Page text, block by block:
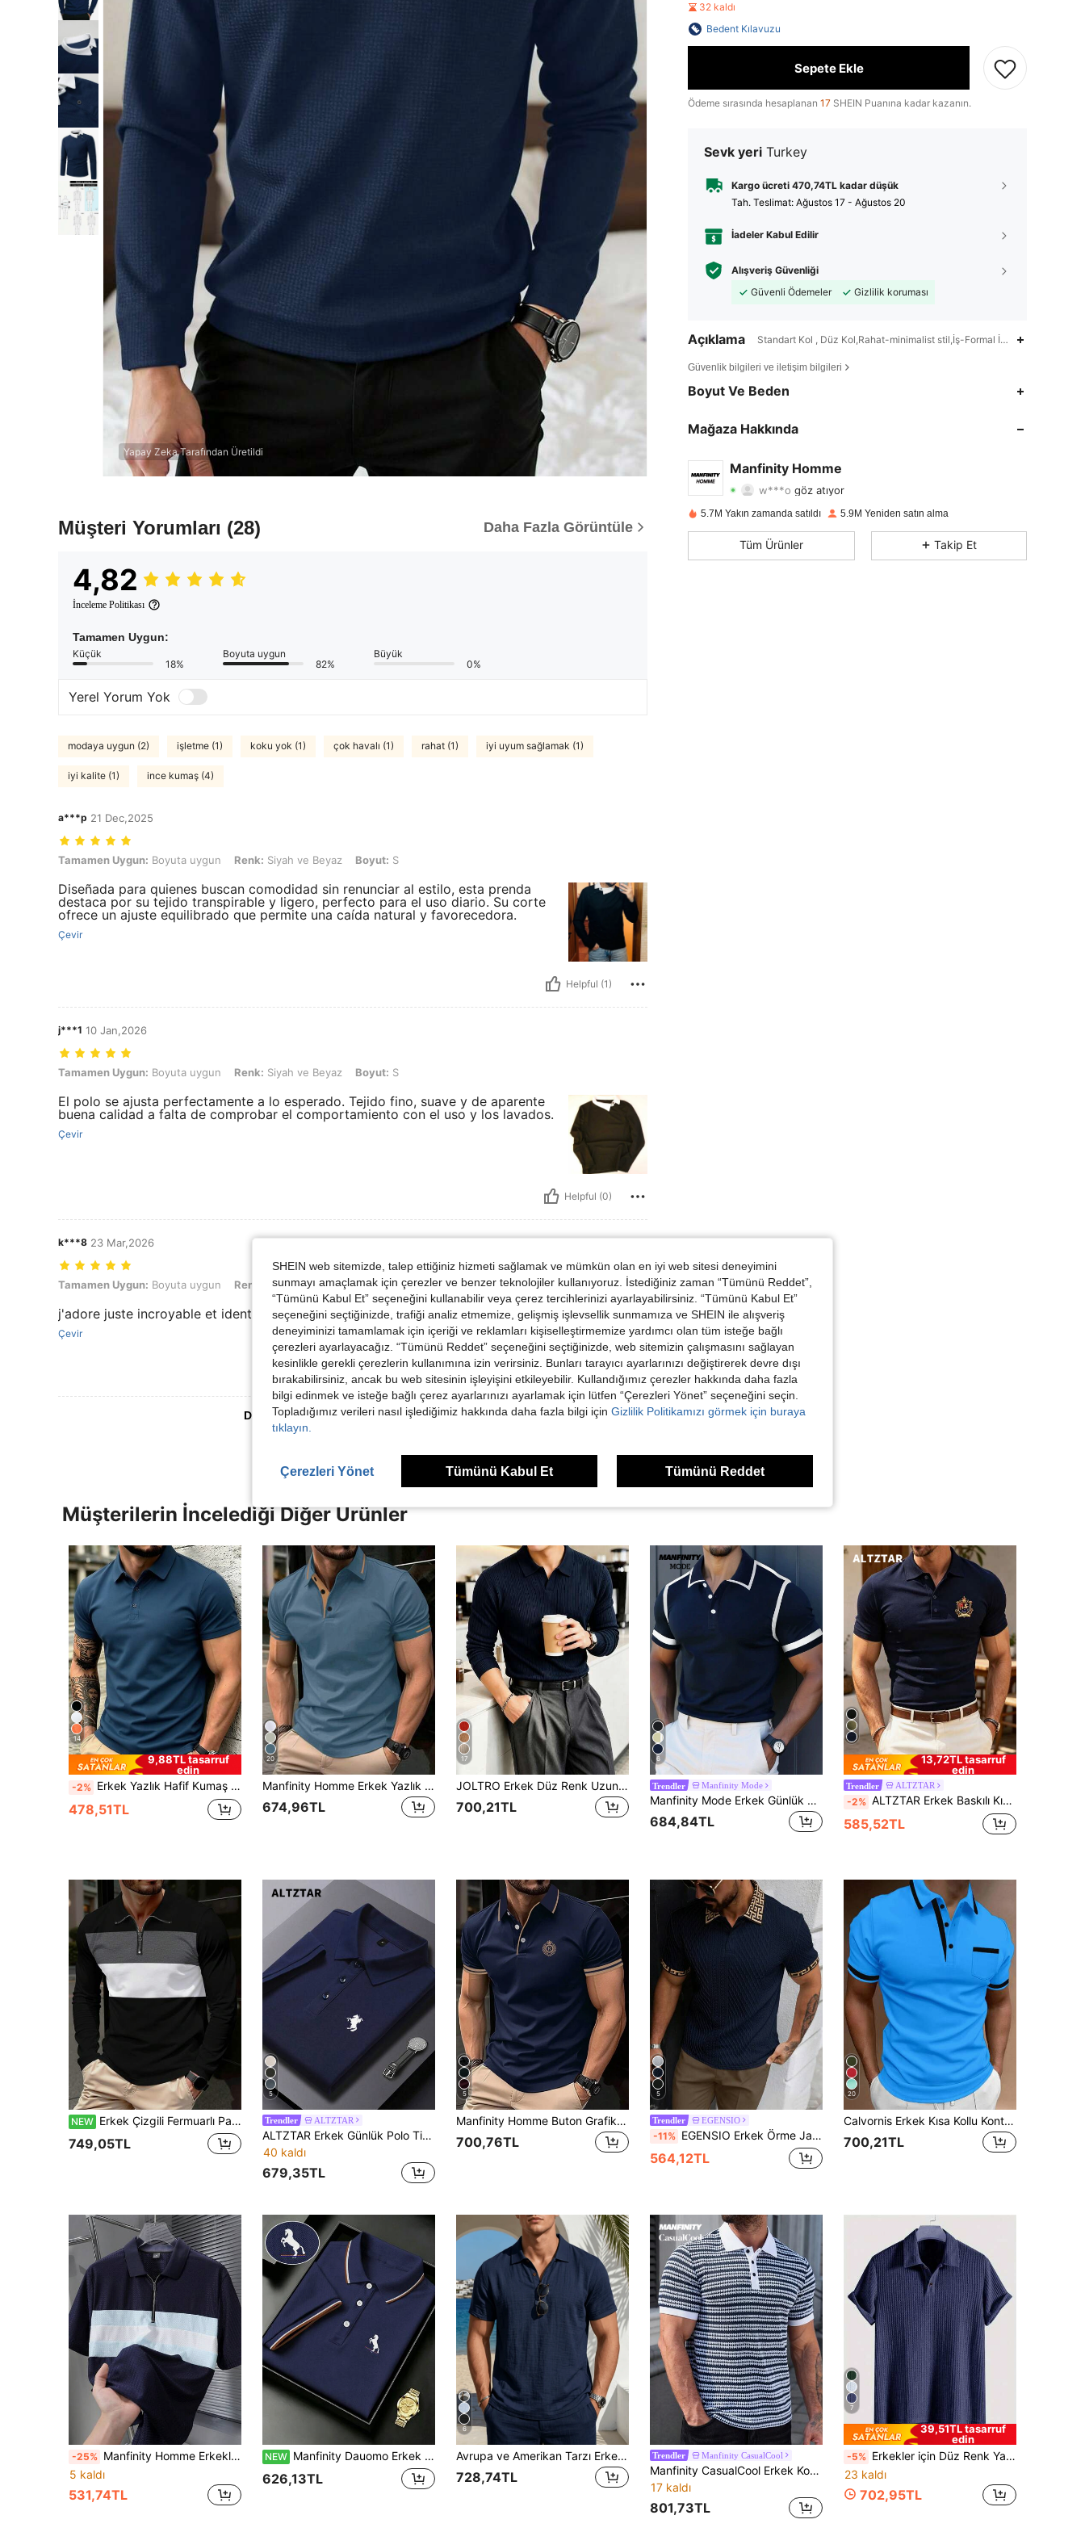
Yapay Zeka Tarafından Üretildi
Müşteri Yorumları (28) Daha Fazla Görüntüle
4,82
İnceleme Politikası
Tamamen Uygun:
Küçük
18%
Boyuta uygun
82%
Büyük
0%
Yerel Yorum Yok
modaya uygun (2) işletme (1) koku yok (1) çok havalı (1) rahat (1) iyi uyum sağlamak (1)
iyi kalite (1) ince kumaş (4)
a***p 21 Dec,2025
Tamamen Uygun: Boyuta uygun, Renk: Siyah ve Beyaz, Boyut: S
Tamamen Uygun: Boyuta uygun Renk: Siyah ve Beyaz Boyut: S
Diseñada para quienes buscan comodidad sin renunciar al estilo, esta prenda
destaca por su tejido transpirable y ligero, perfecto para el uso diario. Su corte
ofrece un ajuste equilibrado que permite una caída natural y favorecedora.
Çevir
Helpful (1)
j***1 10 Jan,2026
Tamamen Uygun: Boyuta uygun, Renk: Siyah ve Beyaz, Boyut: S
Tamamen Uygun: Boyuta uygun Renk: Siyah ve Beyaz Boyut: S
El polo se ajusta perfectamente a lo esperado. Tejido fino, suave y de aparente
buena calidad a falta de comprobar el comportamiento con el uso y los lavados.
Çevir
Helpful (0)
k***8 23 Mar,2026
Tamamen Uygun: Boyuta uygun, Renk: Siyah ve Beyaz, Boyut: S
Tamamen Uygun: Boyuta uygun Renk: Siyah ve Beyaz Boyut:S
j'adore juste incroyable et identique
Çevir
Helpful (1)
Daha Fazla Değerlendirme Görüntüle
32 kaldı
Bedent Kılavuzu
Sepete Ekle
Ödeme sırasında hesaplanan 17 SHEIN Puanına kadar kazanın.
Sevk yeri Turkey
Kargo ücreti 470,74TL kadar düşük
Tah. Teslimat: Ağustos 17 - Ağustos 20
İadeler Kabul Edilir
Alışveriş Güvenliği
Güvenli Ödemeler
Gizlilik koruması
Açıklama Standart Kol , Düz Kol,Rahat-minimalist stil,İş-Formal İş,Makinede
Güvenlik bilgileri ve iletişim bilgileri
Boyut Ve Beden
Mağaza Hakkında
Manfinity Homme
w***o
4,86 Derecelendirme 14K
4,86 14K 607K
5.7M Yakın zamanda satıldı 5.9M Yeniden satın alma
Tüm Ürünler Takip Et
Müşterilerin İncelediği Diğer Ürünler
14
9,88TL tasarruf
edin
-2% Erkek Yazlık Hafif Kumaş Polo Tişört | Dar Kesim Kısa Kollu Düz Renk Yakalı Üst, Günlük, İşe Gidiş, Ofis, Hafif Spor ve Plaj Giyimi İçin Uygun
478,51TL
20
Manfinity Homme Erkek Yazlık Günlük Kontrast Detaylı Düğmeli Patlı Kısa Kollu Polo Yaka Tişört, Resmi
674,96TL
17
JOLTRO Erkek Düz Renk Uzun Kollu Günlük İşe Gidiş Polo Tişört
700,21TL
6
Trendler Manfinity Mode
Manfinity Mode Erkek Günlük Renk Bloklu Kenar Detaylı Kısa Kollu Polo Resmi Gömlek, Tören İçin
684,84TL
13,72TL tasarruf
edin
Trendler ALTZTAR
-2% ALTZTAR Erkek Baskılı Kısa Kollu Günlük Polo Tişört
585,52TL
NEW Erkek Çizgili Fermuarlı Patlı Uzun Kollu Polo Tişört
749,05TL
5
Trendler ALTZTAR
ALTZTAR Erkek Günlük Polo Tişörtü, Minimalist ve Şık, Günlük ve Rahat Giyim İçin
40 kaldı
679,35TL
5
Manfinity Homme Buton Grafik Gündelik Erkek Polo Gömlek
700,76TL
5
Trendler EGENSIO
-11% EGENSIO Erkek Örme Jakarlı Düz Renk Dokulu Fitilli Yaka ve Manşetli Polo Tişört
564,12TL
20
Calvornis Erkek Kısa Kollu Kontrast Detaylı Minimalist Moda POLO Resmi Gömlek, Yaz İçin Uygun Erkek Polo Gömlekleri Pamuklu, Tören
700,21TL
-25% Manfinity Homme Erkekler için Günlük Kullanıma Uygun, Kontrast Çizgili Desenli, Yarım Fermuarlı Kısa Kollu Polo Tişört, Yaz Tatili ve Günlük İşe Gidiş Geliş İçin İdeal.
5 kaldı
531,74TL
NEW Manfinity Dauomo Erkek Yazlık Günlük Kısa Kollu Polo Tişört
626,13TL
6
Avrupa ve Amerikan Tarzı Erkek Keten Henley Yaka Kısa Kollu Günlük V Yaka Düğmeli Polo Tişört, Yaz Plaj Tatili Üstü
728,74TL
Trendler Manfinity CasualCool
Manfinity CasualCool Erkek Kontrast Çizgili Kısa Kollu Polo Tişört
17 kaldı
801,73TL
7
39,51TL tasarruf
edin
-5% Erkekler için Düz Renk Yarı Saydam Golf Tişörtü, İnce Kumaşlı, Kısa Kollu, Elastik Polo Tişört, Açık Hava Aktiviteleri İçin Uygun, İlkbahar/Yaz
23 kaldı
702,95TL
SHEIN web sitemizde, talep ettiğiniz hizmeti sağlamak ve mümkün olan en iyi web sitesi deneyimini
sunmayı amaçlamak için çerezler ve benzer teknolojiler kullanıyoruz. İstediğiniz zaman “Tümünü Reddet”,
“Tümünü Kabul Et” seçeneğini kullanabilir veya çerez tercihlerinizi ayarlayabilirsiniz. “Tümünü Kabul Et”
seçeneğini seçtiğinizde, trafiği analiz etmemize, gelişmiş işlevsellik sunmamıza ve SHEIN ile alışveriş
deneyiminizi tamamlamak için içeriği ve reklamları kişiselleştirmemize yardımcı olan tüm isteğe bağlı
çerezleri ayarlayacağız. “Tümünü Reddet” seçeneğini seçtiğinizde, web sitemizin çalışmasını sağlayan
kesinlikle gerekli çerezlerin kullanımına izin verirsiniz. Bunları tarayıcı ayarlarınızı değiştirerek devre dışı
bırakabilirsiniz, ancak bu web sitesinin işleyişini etkileyebilir. Kullandığımız çerezler hakkında daha fazla
bilgi edinmek ve isteğe bağlı çerez ayarlarınızı ayarlamak için lütfen “Çerezleri Yönet” seçeneğini seçin.
Topladığımız verileri nasıl işlediğimiz hakkında daha fazla bilgi için Gizlilik Politikamızı görmek için buraya
tıklayın.
Çerezleri Yönet Tümünü Kabul Et Tümünü Reddet